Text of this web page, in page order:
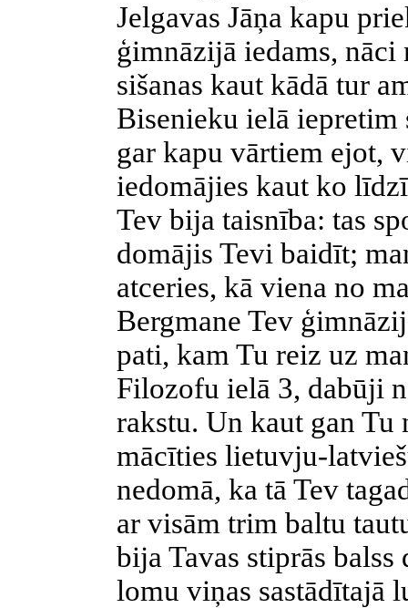
Jelgavas Jāņa kapu
ģimnāzijā iedams, nāci
sišanas kaut kādā tur
Bisenieku ielā
gar kapu vārtiem ejot,
iedomājies kaut ko
Tev bija taisnība: tas
domājis Tevi baidīt;
atceries, kā viena no
Bergmane Tev
pati, kam Tu reiz uz
Filozofu ielā 3, dabūji
rakstu. Un kaut gan
mācīties lietuvju-
nedomā, ka tā Tev
ar visām trim baltu
bija Tavas stiprās
lomu viņas sastādītajā